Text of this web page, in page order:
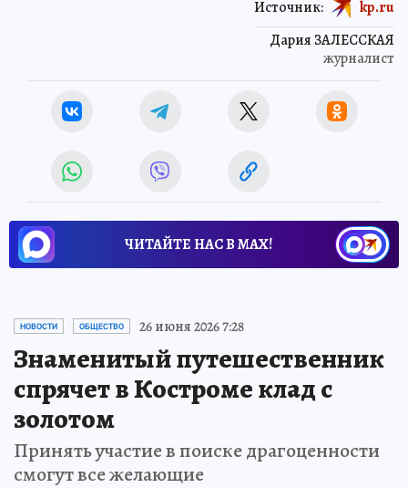
Дария ЗАЛЕССКАЯ
журналист
Источник: kp.ru
ЧИТАЙТЕ НАС В МАХ!
НОВОСТИ ОБЩЕСТВО 26 июня 2026 7:28
Знаменитый путешественник
спрячет в Костроме клад с
золотом
Принять участие в поиске драгоценности
смогут все желающие